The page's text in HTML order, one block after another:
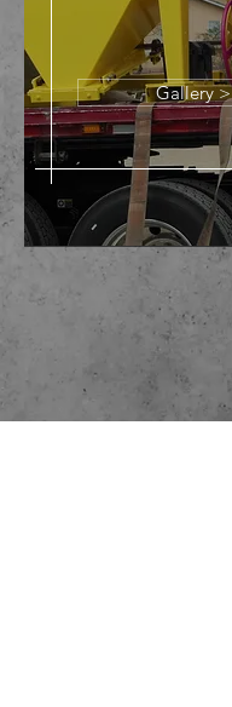
Gallery >